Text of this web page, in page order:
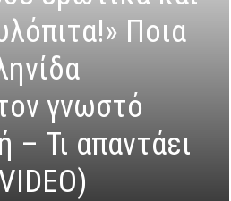
Ποια
γνωστό
– Τι απαντάει